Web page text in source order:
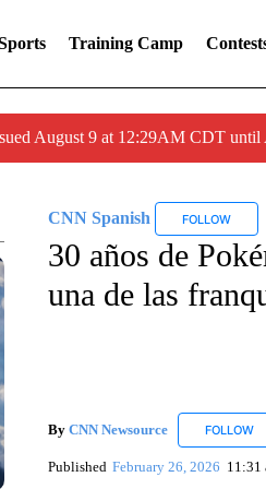
Training Camp
August 9 at 12:29AM CDT
CNN Spanish FOLLOW
30 años de
una de las
By CNN Newsource FOLLOW
Published February 26, 2026 11:31